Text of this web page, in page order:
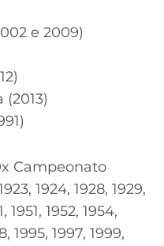
e 2009)
Campeonato
1924, 1928, 1929,
1951, 1952, 1954,
1995, 1997, 1999,